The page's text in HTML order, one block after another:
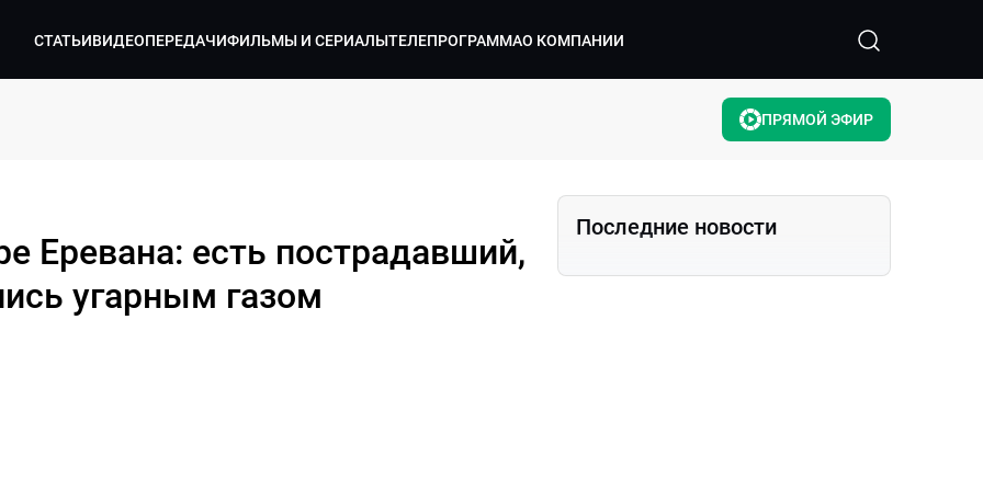
СТАТЬИВИДЕОПЕРЕДАЧИФИЛЬМЫ И СЕРИАЛЫТЕЛЕПРОГРАММАО КОМПАНИИ
ПРЯМОЙ ЭФИР
Еревана: есть пострадавший,
угарным газом
Последние новости